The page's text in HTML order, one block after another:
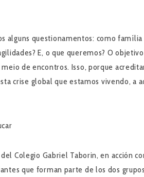
questionamentos: como família
E, o que queremos? O
de encontros. Isso, porque
crise global que estamos vivendo, a
Colegio Gabriel Taborin, en acción
que forman parte de los dos